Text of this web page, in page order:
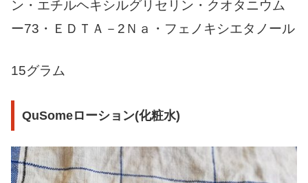
ン・エチルヘキシルグリセリン・クオタニウム
ー73・ＥＤＴＡ－2Ｎａ・フェノキシエタノール
15グラム
QuSomeローション(化粧水)